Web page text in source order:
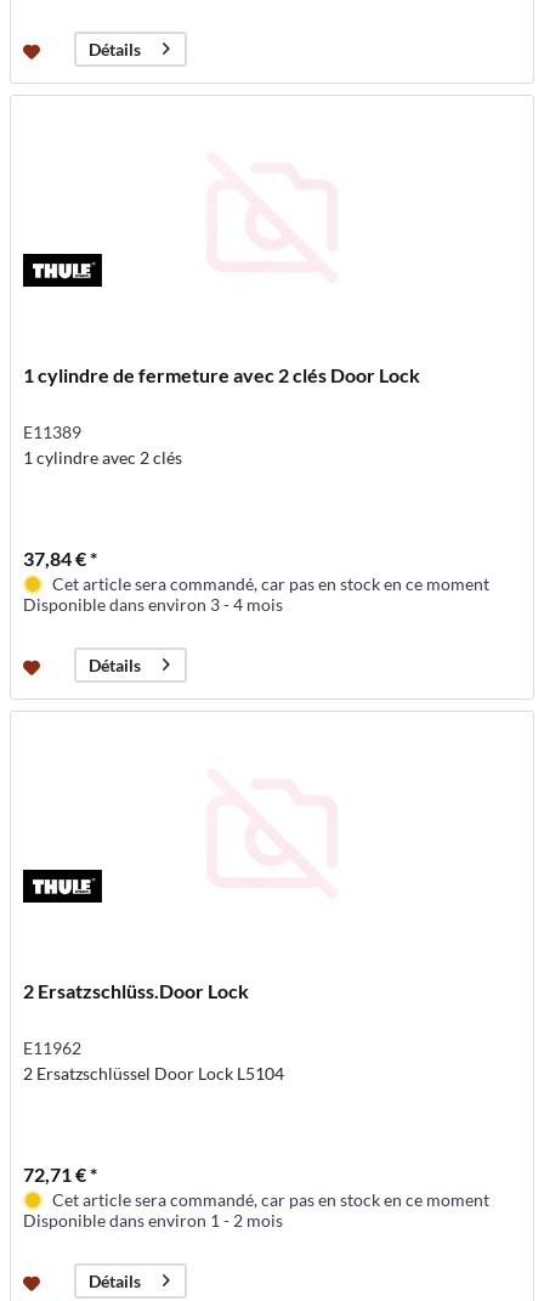
Détails
1 cylindre de fermeture avec 2 clés Door Lock
E11389
1 cylindre avec 2 clés
37,84 € *
Cet article sera commandé, car pas en stock en ce moment
Disponible dans environ 3 - 4 mois
Détails
2 Ersatzschlüss.Door Lock
E11962
2 Ersatzschlüssel Door Lock L5104
72,71 € *
Cet article sera commandé, car pas en stock en ce moment
Disponible dans environ 1 - 2 mois
Détails